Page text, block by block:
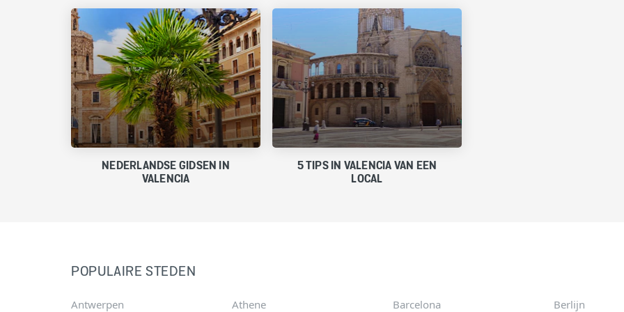
NEDERLANDSE GIDSEN IN
VALENCIA
5 TIPS IN VALENCIA VAN EEN
LOCAL
POPULAIRE STEDEN
Antwerpen Athene Barcelona Berlijn